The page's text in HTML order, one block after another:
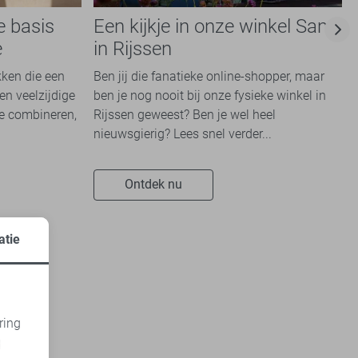
basis
die een
veelzijdige
combineren,
Een kijkje in onze winkel Sans
in Rijssen
Ben jij die fanatieke online-shopper, maar
ben je nog nooit bij onze fysieke winkel in
Rijssen geweest? Ben je wel heel
nieuwsgierig? Lees snel verder...
Ontdek nu